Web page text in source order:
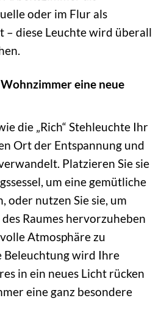
oder im Flur als
– diese Leuchte wird überall
eine neue
die „Rich“ Stehleuchte Ihr
Ort der Entspannung und
Platzieren Sie sie
um eine gemütliche
oder nutzen Sie sie, um
Raumes hervorzuheben
Atmosphäre zu
Beleuchtung wird Ihre
in ein neues Licht rücken
eine ganz besondere